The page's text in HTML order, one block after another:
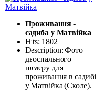
Проживання -
садиба у Матвійка
Hits: 1802
Description: Фото
двоспального
номеру для
проживання в садибі
у Матвійка (Сколе).